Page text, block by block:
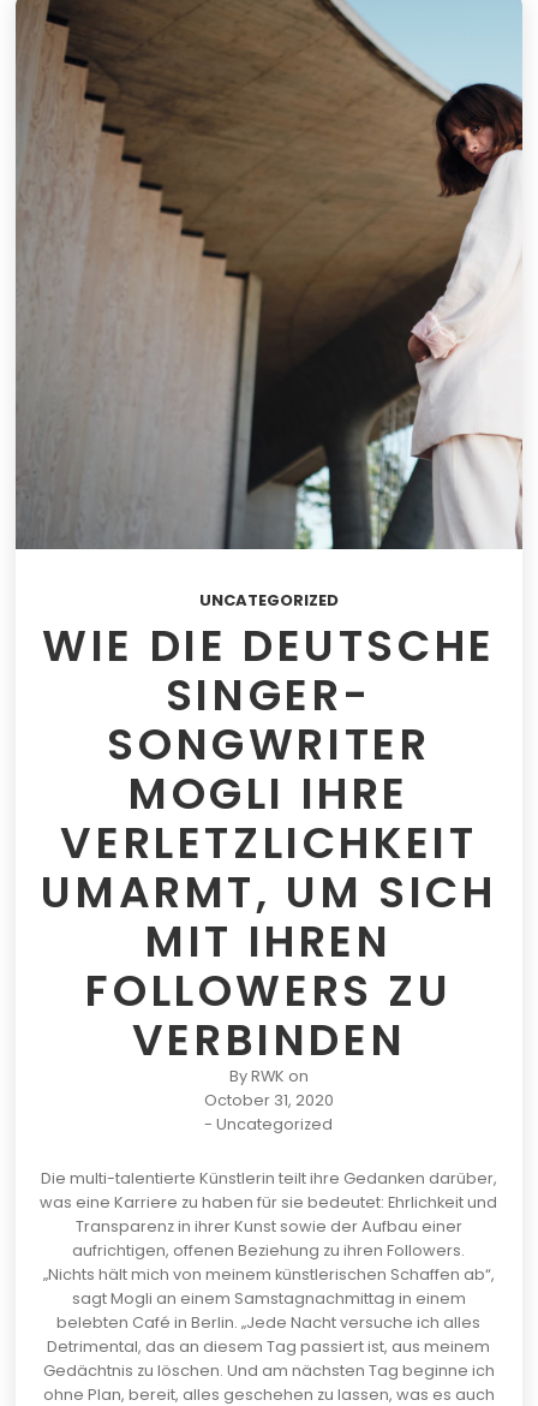
UNCATEGORIZED
WIE DIE DEUTSCHE
SINGER-
SONGWRITER
MOGLI IHRE
VERLETZLICHKEIT
UMARMT, UM SICH
MIT IHREN
FOLLOWERS ZU
VERBINDEN
ByRWK on
October 31, 2020
-Uncategorized
Die multi-talentierte Künstlerin teilt ihre Gedanken darüber,
was eine Karriere zu haben für sie bedeutet: Ehrlichkeit und
Transparenz in ihrer Kunst sowie der Aufbau einer
aufrichtigen, offenen Beziehung zu ihren Followers.
„Nichts hält mich von meinem künstlerischen Schaffen ab“,
sagt Mogli an einem Samstagnachmittag in einem
belebten Café in Berlin. „Jede Nacht versuche ich alles
Detrimental, das an diesem Tag passiert ist, aus meinem
Gedächtnis zu löschen. Und am nächsten Tag beginne ich
ohne Plan, bereit, alles geschehen zu lassen, was es auch